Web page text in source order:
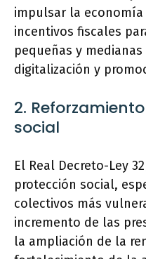
impulsar la
incentivos fiscales
pequeñas y
digitalización y
2.
social
El Real Decreto-Ley
protección social,
colectivos más
incremento de las
la ampliación de la